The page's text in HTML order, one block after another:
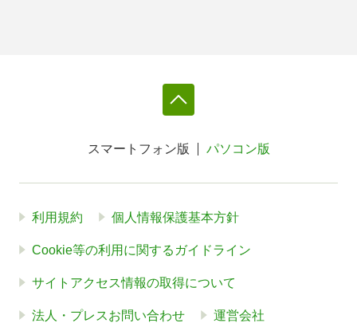
スマートフォン版 パソコン版
利用規約 個人情報保護基本方針
Cookie等の利用に関するガイドライン
サイトアクセス情報の取得について
法人・プレスお問い合わせ 運営会社